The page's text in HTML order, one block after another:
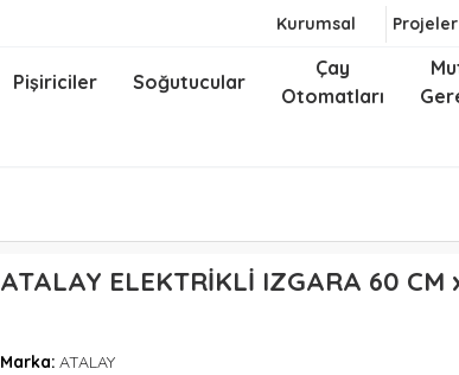
Kurumsal Projeler
Pişiriciler Soğutucular
Çay
Otomatları
ATALAY ELEKTRİKLİ IZGARA 60 CM
Marka: ATALAY